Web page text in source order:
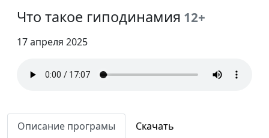
Что такое гиподинамия 12+
17 апреля 2025
Описание програмы Скачать
темперамент
психолог
Пирамида Маслоу.
потребностей
психолог
Синдром «хорошей
девочки»
Юлия Синицына,
Айгуль Иншакова,